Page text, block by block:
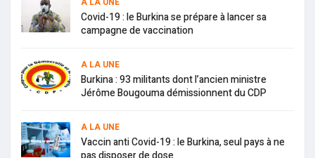
Covid-19 : le Burkina se prépare à lancer sa
campagne de vaccination
A LA UNE
Burkina : 93 militants dont l’ancien ministre
Jérôme Bougouma démissionnent du CDP
A LA UNE
Vaccin anti Covid-19 : le Burkina, seul pays à ne